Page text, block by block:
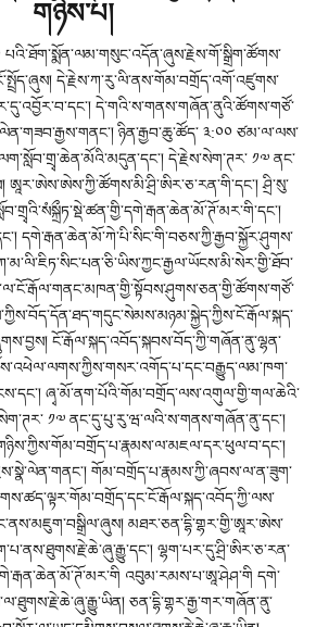
གཉིས་པ།
པའི་ཐོག་སྨོན་ལམ་གསུང་འདོན་ཞུས་རྗེས་གོ་སྒྲིག་ཚོགས་
དེ་རྗེས་ཀ་རུ་ལི་ནས་གོམ་བགྲོད་འགོ་འཛུགས་
དེ་གའི་ས་གནས་གཞོན་ནུའི་ཚོགས་གཙོ་
ཉིན་རྒྱབ་ཆུ་ཚོད་ ༣:༠༠ ཙམ་ལ་ལས་
དེ་རྗེས་སེག་ཊར་ ༡༧ ནང་
ཨཱར་ཨེས་ཨེས་ཀྱི་ཚོགས་མི་ཤྲི་ཨིར་ཅ་རན་གི་དང་། ཤྲི་སུ་
དགེ་རྒན་ཆེན་མོ་ཀེ་པི་སིང་གི་བཅས་ཀྱི་རྒྱབ་སྐྱོར་ཤུགས་
ངོ་རྒོལ་སྐད་འབོད་སྐབས་བོད་ཀྱི་གཞོན་ནུ་ལྷན་
ཞྭ་མོ་ནག་པོའི་གོམ་བགྲོད་ལས་འགུལ་གྱི་གལ་ཆེའི་
༡༧ ནང་དུ་པུ་རུ་ཝ་ལའི་ས་གནས་གཞོན་ནུ་དང་།
གོམ་བགྲོད་པ་རྣམས་ཀྱི་ཞབས་ལ་ན་ཟུག་
མཐར་ཅན་དྷི་གྷར་གྱི་ཨཱར་ཨེས་
ལྷག་པར་དུ་ཤྲི་ཨིར་ཅ་རན་
འབུམ་རམས་པ་ཨཱ་ཤེཤ་གི དགེ་
ཅན་དྷི་གྷར་རྒྱ་གར་གཞོན་ནུ་